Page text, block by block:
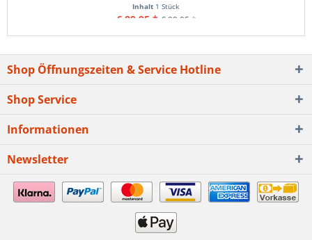
Inhalt 1 Stück
€ 89,95 * € 99,95 *
Shop Öffnungszeiten & Service Hotline
Shop Service
Informationen
Newsletter